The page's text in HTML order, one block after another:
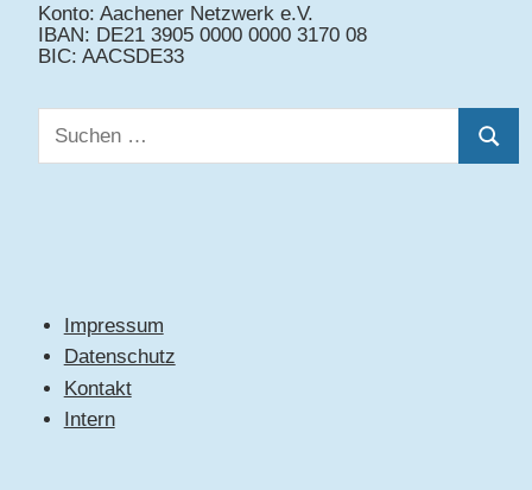
Konto: Aachener Netzwerk e.V.
IBAN: DE21 3905 0000 0000 3170 08
BIC: AACSDE33
Suchen
nach:
Impressum
Datenschutz
Kontakt
Intern